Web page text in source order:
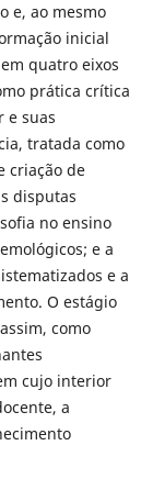
e, ao mesmo
inicial
quatro eixos
prática crítica
e suas
tratada como
criação de
disputas
no ensino
e a
e a
O estágio
como
cujo interior
a